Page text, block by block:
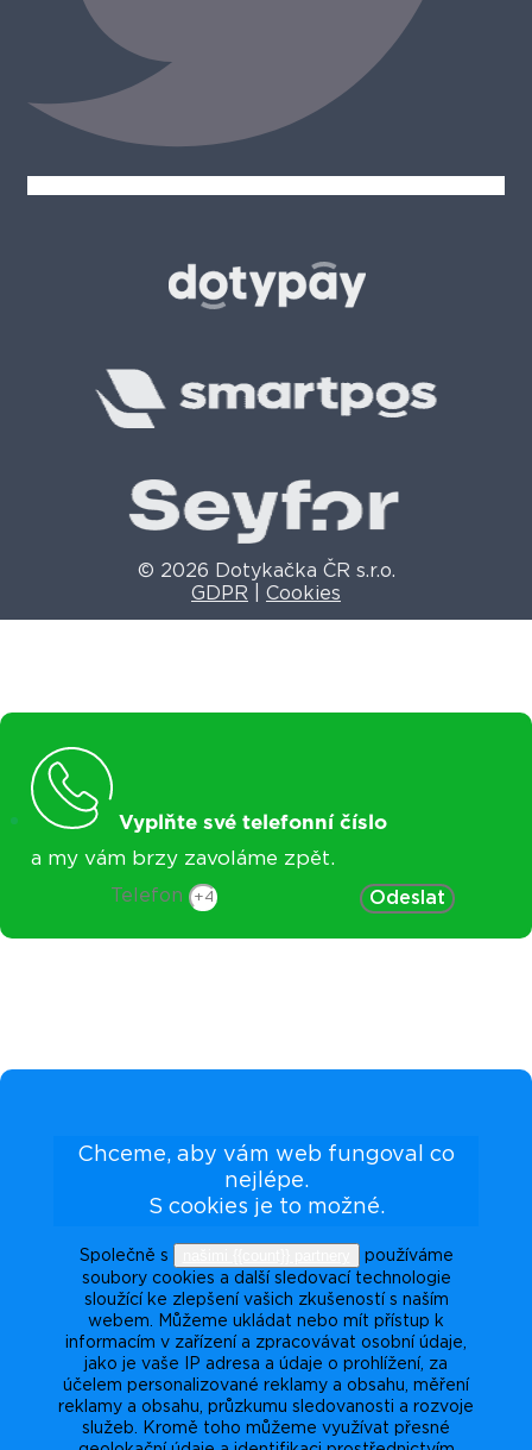
© 2026 Dotykačka ČR s.r.o.
GDPR
Cookies
Vyplňte své telefonní číslo
a my vám brzy zavoláme zpět.
Telefon Odeslat
Chceme, aby vám web fungoval co
nejlépe.
S cookies je to možné.
Společně s
používáme
soubory cookies a další sledovací technologie
sloužící ke zlepšení vašich zkušeností s naším
webem. Můžeme ukládat nebo mít přístup k
informacím v zařízení a zpracovávat osobní údaje,
jako je vaše IP adresa a údaje o prohlížení, za
účelem personalizované reklamy a obsahu, měření
reklamy a obsahu, průzkumu sledovanosti a rozvoje
služeb. Kromě toho můžeme využívat přesné